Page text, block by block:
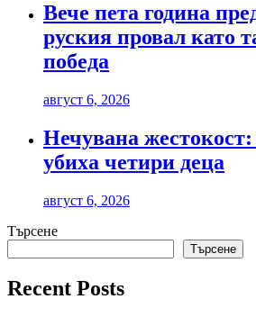
Вече пета година
руския провал като
победа
август 6, 2026
Нечувана
убиха четири деца
август 6, 2026
Търсене
Търсене
Recent Posts